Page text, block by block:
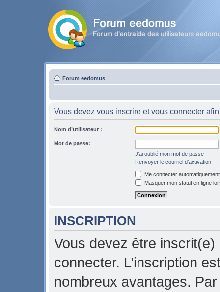
Forum eedomus
Vous devez vous inscrire et vous connecter
Nom d’utilisateur :
Mot de passe:
J’ai oublié mon mot de passe
Renvoyer le courriel d’activation
Me connecter
Masquer mon statut en ligne
INSCRIPTION
Vous devez être
connecter. L’inscription
nombreux avantages.